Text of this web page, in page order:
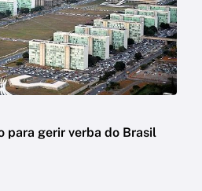
para gerir verba do Brasil